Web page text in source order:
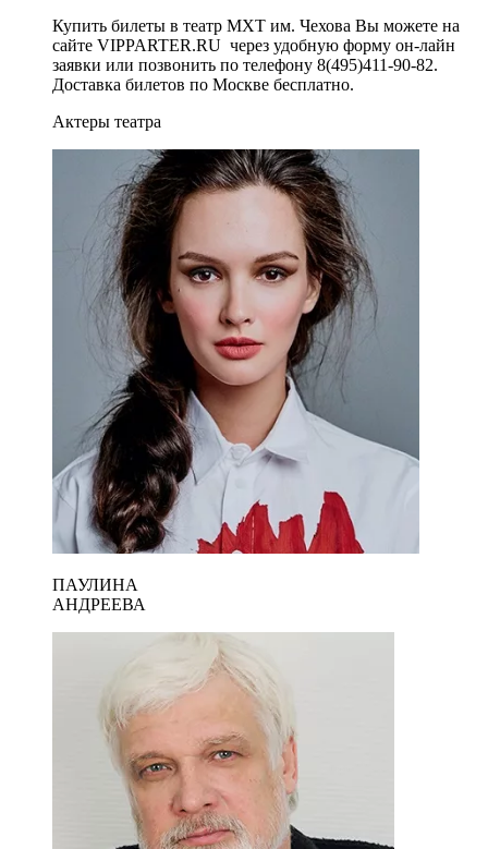
Купить билеты в театр МХТ им. Чехова Вы можете на
сайте VIPPARTER.RU через удобную форму он-лайн
заявки или позвонить по телефону 8(495)411-90-82.
Доставка билетов по Москве бесплатно.
Актеры театра
ПАУЛИНА
АНДРЕЕВА